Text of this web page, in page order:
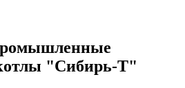
"Сибирь-Т"